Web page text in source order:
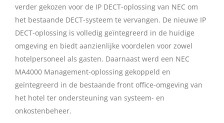
verder gekozen voor de IP DECT-oplossing van NEC om
het bestaande DECT-systeem te vervangen. De nieuwe IP
DECT-oplossing is volledig geïntegreerd in de huidige
omgeving en biedt aanzienlijke voordelen voor zowel
hotelpersoneel als gasten. Daarnaast werd een NEC
MA4000 Management-oplossing gekoppeld en
geïntegreerd in de bestaande front office-omgeving van
het hotel ter ondersteuning van systeem- en
onkostenbeheer.